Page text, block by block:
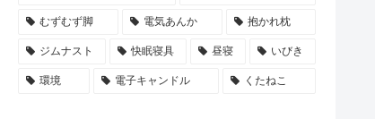
むずむず脚 電気あんか 抱かれ枕
ジムナスト 快眠寝具 昼寝 いびき
環境 電子キャンドル くたねこ